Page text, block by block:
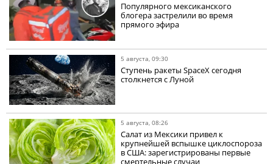
Популярного мексиканского
блогера застрелили во время
прямого эфира
5 августа, 09:30
Ступень ракеты SpaceX сегодня
столкнется с Луной
5 августа, 08:26
Салат из Мексики привел к
крупнейшей вспышке циклоспороза
в США: зарегистрированы первые
смертельные случаи